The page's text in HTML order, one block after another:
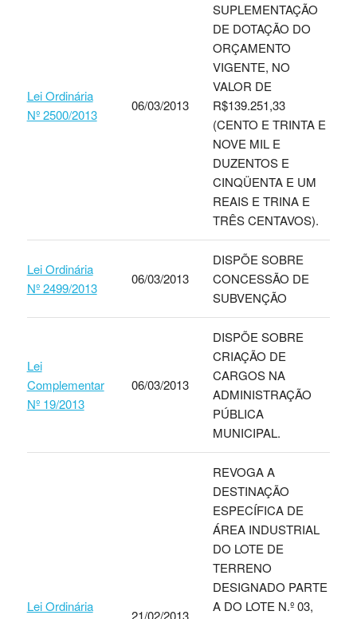
Lei Ordinária
Nº 2500/2013
06/03/2013
SUPLEMENTAÇÃO
DE DOTAÇÃO DO
ORÇAMENTO
VIGENTE, NO
VALOR DE
R$139.251,33
(CENTO E TRINTA E
NOVE MIL E
DUZENTOS E
CINQÜENTA E UM
REAIS E TRINA E
TRÊS CENTAVOS).
Lei Ordinária
Nº 2499/2013
06/03/2013
DISPÕE SOBRE
CONCESSÃO DE
SUBVENÇÃO
Lei
Complementar
Nº 19/2013
06/03/2013
DISPÕE SOBRE
CRIAÇÃO DE
CARGOS NA
ADMINISTRAÇÃO
PÚBLICA
MUNICIPAL.
Lei Ordinária
21/02/2013
REVOGA A
DESTINAÇÃO
ESPECÍFICA DE
ÁREA INDUSTRIAL
DO LOTE DE
TERRENO
DESIGNADO PARTE
A DO LOTE N.º 03,